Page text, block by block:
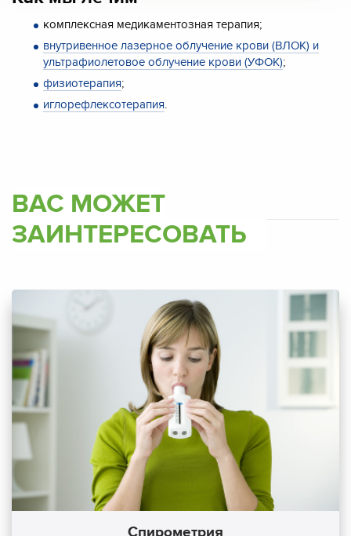
комплексная медикаментозная терапия;
внутривенное лазерное облучение крови (ВЛОК) и
ультрафиолетовое облучение крови (УФОК);
физиотерапия;
иглорефлексотерапия.
ВАС МОЖЕТ
ЗАИНТЕРЕСОВАТЬ